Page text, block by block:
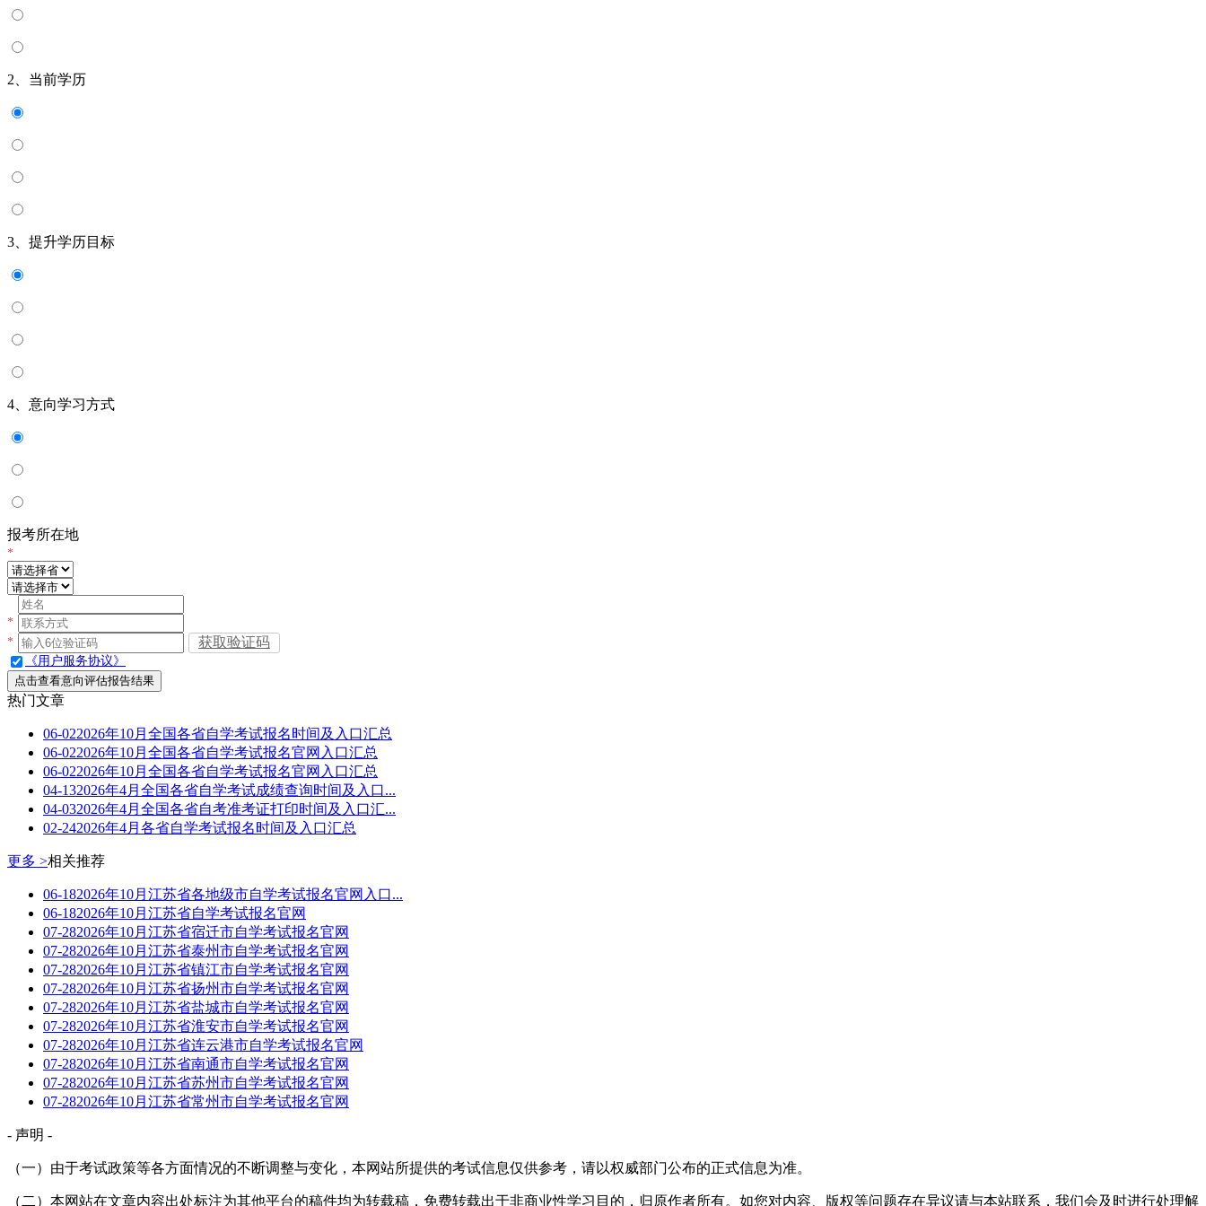
2、当前学历
3、提升学历目标
4、意向学习方式
报考所在地
*
*
*
获取验证码
《用户服务协议》
点击查看意向评估报告结果
热门文章
06-022026年10月全国各省自学考试报名时间及入口汇总
06-022026年10月全国各省自学考试报名官网入口汇总
06-022026年10月全国各省自学考试报名官网入口汇总
04-132026年4月全国各省自学考试成绩查询时间及入口...
04-032026年4月全国各省自考准考证打印时间及入口汇...
02-242026年4月各省自学考试报名时间及入口汇总
更多 >相关推荐
06-182026年10月江苏省各地级市自学考试报名官网入口...
06-182026年10月江苏省自学考试报名官网
07-282026年10月江苏省宿迁市自学考试报名官网
07-282026年10月江苏省泰州市自学考试报名官网
07-282026年10月江苏省镇江市自学考试报名官网
07-282026年10月江苏省扬州市自学考试报名官网
07-282026年10月江苏省盐城市自学考试报名官网
07-282026年10月江苏省淮安市自学考试报名官网
07-282026年10月江苏省连云港市自学考试报名官网
07-282026年10月江苏省南通市自学考试报名官网
07-282026年10月江苏省苏州市自学考试报名官网
07-282026年10月江苏省常州市自学考试报名官网
- 声明 -
（一）由于考试政策等各方面情况的不断调整与变化，本网站所提供的考试信息仅供参考，请以权威部门公布的正式信息为准。
（二）本网站在文章内容出处标注为其他平台的稿件均为转载稿，免费转载出于非商业性学习目的，归原作者所有。如您对内容、版权等问题存在异议请与本站联系，我们会及时进行处理解